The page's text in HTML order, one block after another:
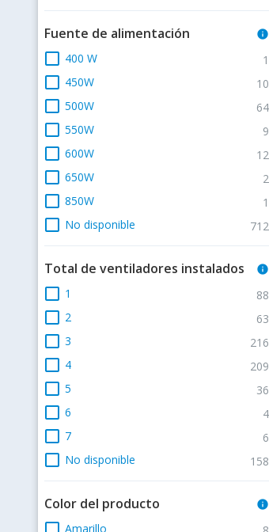
Fuente de alimentación info
check_box_outline_blank 400 W 1
check_box_outline_blank 450W 10
check_box_outline_blank 500W 64
check_box_outline_blank 550W 9
check_box_outline_blank 600W 12
check_box_outline_blank 650W 2
check_box_outline_blank 850W 1
check_box_outline_blank No disponible 712
Total de ventiladores instalados info
check_box_outline_blank 1 88
check_box_outline_blank 2 63
check_box_outline_blank 3 216
check_box_outline_blank 4 209
check_box_outline_blank 5 36
check_box_outline_blank 6 4
check_box_outline_blank 7 6
check_box_outline_blank No disponible 158
Color del producto info
Amarillo